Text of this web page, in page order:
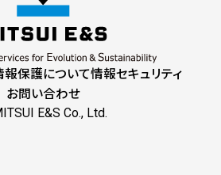
保護について情報セキュリティ
お問い合わせ
E&S Co., Ltd.